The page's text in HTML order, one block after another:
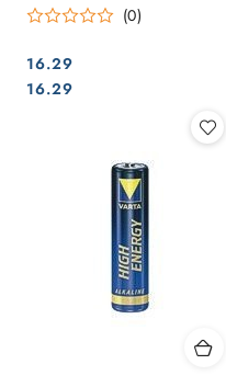
(0)
Cena:
16.29
Cena:
16.29